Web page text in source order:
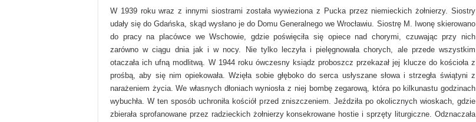
W 1939 roku wraz z innymi siostrami została wywieziona z Pucka przez niemieckich żołnierzy. Siostry
udały się do Gdańska, skąd wysłano je do Domu Generalnego we Wrocławiu. Siostrę M. Iwonę skierowano
do pracy na placówce we Wschowie, gdzie poświęciła się opiece nad chorymi, czuwając przy nich
zarówno w ciągu dnia jak i w nocy. Nie tylko leczyła i pielęgnowała chorych, ale przede wszystkim
otaczała ich ufną modlitwą. W 1944 roku ówczesny ksiądz proboszcz przekazał jej klucze do kościoła z
prośbą, aby się nim opiekowała. Wzięła sobie głęboko do serca usłyszane słowa i strzegła świątyni z
narażeniem życia. We własnych dłoniach wyniosła z niej bombę zegarową, która po kilkunastu godzinach
wybuchła. W ten sposób uchroniła kościół przed zniszczeniem. Jeździła po okolicznych wioskach, gdzie
zbierała sprofanowane przez radzieckich żołnierzy konsekrowane hostie i sprzęty liturgiczne. Odznaczała